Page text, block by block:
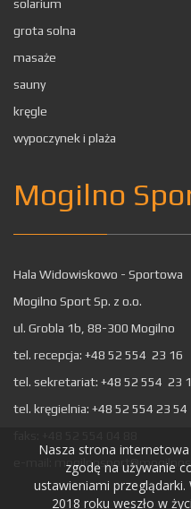
solarium
grota solna
masaże
sauny
kręgle
wypoczynek i plaża
Mogilno
Hala Widowiskowo - Sportowa
Mogilno Sport Sp. z o.o.
ul. Grobla 1b, 88-300 Mogilno
tel. recepcja: +48 52 554 23 16
tel. sekretariat: +48 52 554 23
tel. kręgielnia: +48 52 554 23 54
Nasza strona
zgodę na używanie
ustawieniami
2018 roku weszło w